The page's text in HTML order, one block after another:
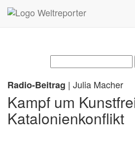
Zum Inhalt springen
Radio-Beitrag | Julia Macher
Kampf um
Katalonienkonflikt